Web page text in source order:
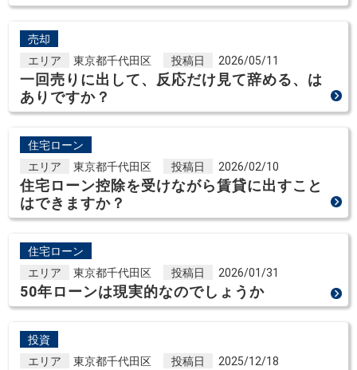
売却
エリア
東京都千代田区 投稿日 2026/05/11
一回売りに出して、反応だけ見て辞める、は
ありですか？
住宅ローン
エリア
東京都千代田区 投稿日 2026/02/10
住宅ローン控除を受けながら賃貸に出すこと
はできますか？
住宅ローン
エリア
東京都千代田区 投稿日 2026/01/31
50年ローンは現実的なのでしょうか
投資
エリア
東京都千代田区 投稿日 2025/12/18